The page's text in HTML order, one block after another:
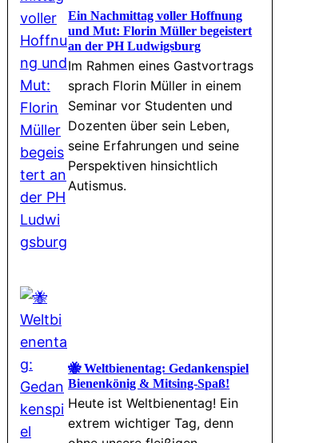
Ein Nachmittag voller Hoffnung
und Mut: Florin Müller begeistert
an der PH Ludwigsburg
Im Rahmen eines Gastvortrags
sprach Florin Müller in einem
Seminar vor Studenten und
Dozenten über sein Leben,
seine Erfahrungen und seine
Perspektiven hinsichtlich
Autismus.
🐝 Weltbienentag: Gedankenspiel
Bienenkönig & Mitsing-Spaß!
Heute ist Weltbienentag! Ein
extrem wichtiger Tag, denn